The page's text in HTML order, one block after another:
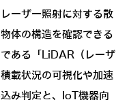
ーザー照射に対する散
体の構造を確認できる
ある「LiDAR（レーザ
載状況の可視化や加速
み判定と、IoT機器向